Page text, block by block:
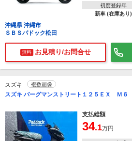
初度登録年
新車 (在庫あり)
沖縄県 沖縄市
ＳＢＳパドック松田
無料 お見積り/お問合せ
スズキ 複数画像
スズキ バーグマンストリート１２５ＥＸ Ｍ６
支払総額
34.1万円